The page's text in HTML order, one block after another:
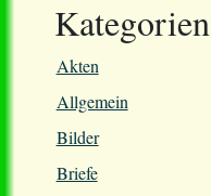
Kategorien
Akten
Allgemein
Bilder
Briefe